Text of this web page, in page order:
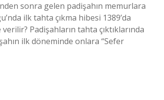
sonra gelen padişahın memurlara
ilk tahta çıkma hibesi 1389’da
Padişahların tahta çıktıklarında
ilk döneminde onlara “Sefer